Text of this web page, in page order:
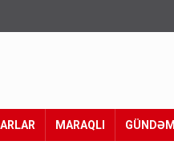
MARAQLI GÜNDƏM